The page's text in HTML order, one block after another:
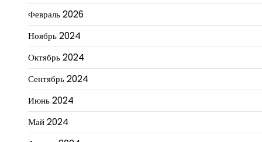
Февраль 2026
Ноябрь 2024
Октябрь 2024
Сентябрь 2024
Июнь 2024
Май 2024